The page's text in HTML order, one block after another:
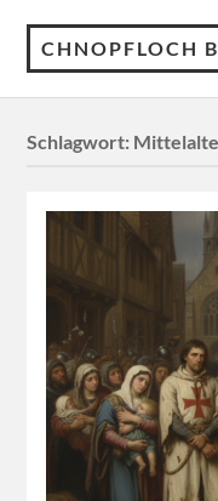
CHNOPFLOCH
Schlagwort: